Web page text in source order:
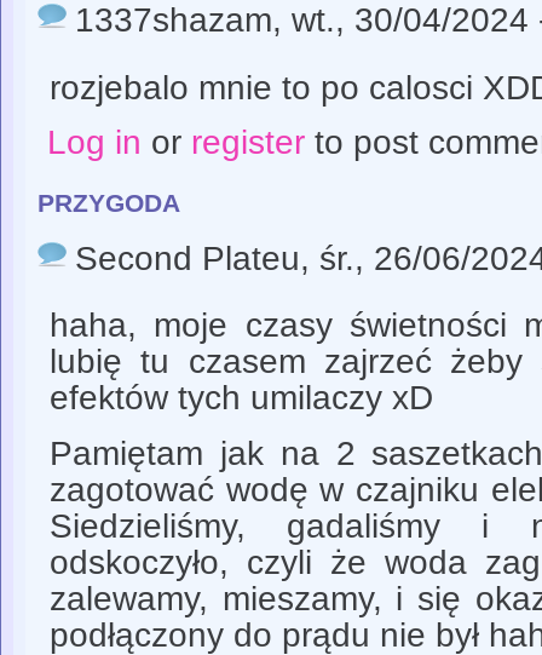
1337shazam, wt., 30/04/2024
rozjebalo mnie to po calosci
Log in or registerto post
przygoda
Second Plateu, śr., 26/06/
haha, moje czasy świetności
lubię tu czasem zajrzeć
efektów tych umilaczy xD
Pamiętam jak na 2
zagotować wodę w czajniku
Siedzieliśmy, gadaliśmy i
odskoczyło, czyli że woda
zalewamy, mieszamy, i się
podłączony do prądu nie był